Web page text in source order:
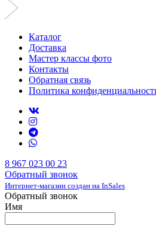
Каталог
Доставка
Мастер классы фото
Контакты
Обратная связь
Политика
8 967 023 00 23
Обратный звонок
Интернет-магазин создан на InSales
Обратный звонок
Имя